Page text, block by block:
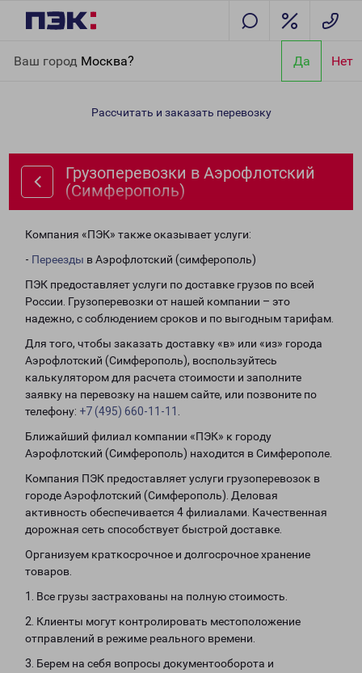
Ваш город Москва? Да Нет
(Симферополь)
Рассчитать и заказать перевозку
Грузоперевозки в Аэрофлотский
(Симферополь)
Компания «ПЭК» также оказывает услуги:
- Переезды в Аэрофлотский (симферополь)
ПЭК предоставляет услуги по доставке грузов по всей
России. Грузоперевозки от нашей компании – это
надежно, с соблюдением сроков и по выгодным тарифам.
Для того, чтобы заказать доставку «в» или «из» города
Аэрофлотский (Симферополь), воспользуйтесь
калькулятором для расчета стоимости и заполните
заявку на перевозку на нашем сайте, или позвоните по
телефону: +7 (495) 660-11-11
Ближайший филиал компании «ПЭК» к городу
Аэрофлотский (Симферополь) находится в Симферополе.
Компания ПЭК предоставляет услуги грузоперевозок в
городе Аэрофлотский (Симферополь). Деловая
активность обеспечивается 4 филиалами. Качественная
дорожная сеть способствует быстрой доставке.
Организуем краткосрочное и долгосрочное хранение
товаров.
1. Все грузы застрахованы на полную стоимость.
2. Клиенты могут контролировать местоположение
отправлений в режиме реального времени.
3. Берем на себя вопросы документооборота и